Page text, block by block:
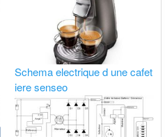
Schema electrique d une cafet
iere senseo